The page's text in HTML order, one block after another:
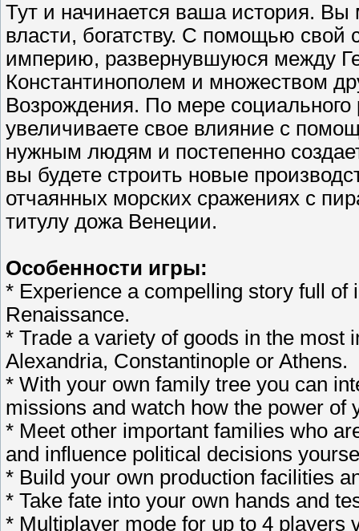
Тут и начинается ваша история. Вы
власти, богатству. С помощью свой
империю, развернувшуюся между
Константинополем и множеством
Возрождения. По мере
увеличиваете свое влияние с
нужным людям и постепенно
вы будете строить новые
отчаянных морских сражениях с
титулу дожа Венеции.
Особенности игры:
* Experience a compelling story full of
Renaissance.
* Trade a variety of goods in the most
Alexandria, Constantinople or Athens.
* With your own family tree you can
missions and watch how the power of
* Meet other important families who
and influence political decisions
* Build your own production facilities
* Take fate into your own hands and
* Multiplayer mode for up to 4 players